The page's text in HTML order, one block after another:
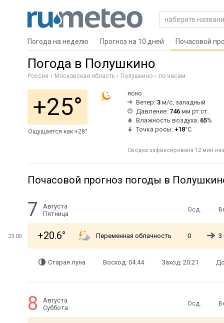
Погода на неделю Прогноз на 10 дней Почасовой
Погода в Полушкино
Россия Московская область Полушкино по часам
+25°
Ощущается как +28°
ясно
Ветер: 3 м/с, западный
Давление: 746 мм рт.ст.
Влажность воздуха: 65%
Точка росы: +18°C
Сводка зафиксирована 12 мин
Почасовой прогноз погоды в
7
Августа
Пятница
Осд.
23:00 +20.6° Переменная облачность 0 3
Старая луна Восход: 04:44 Заход: 20:21
8
Августа
Суббота
Осд.